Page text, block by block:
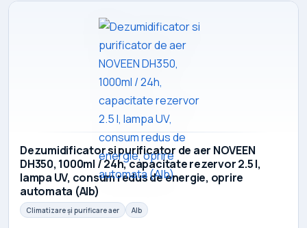
Dezumidificator si purificator de aer NOVEEN
DH350, 1000ml / 24h, capacitate rezervor 2.5 l,
lampa UV, consum redus de energie, oprire
automata (Alb)
Climatizare și purificare aer Alb